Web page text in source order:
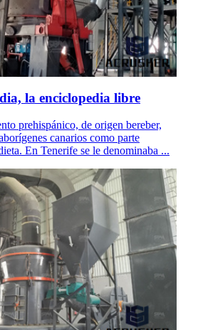
la enciclopedia libre
prehispánico, de origen bereber,
canarios como parte
En Tenerife se le denominaba ...